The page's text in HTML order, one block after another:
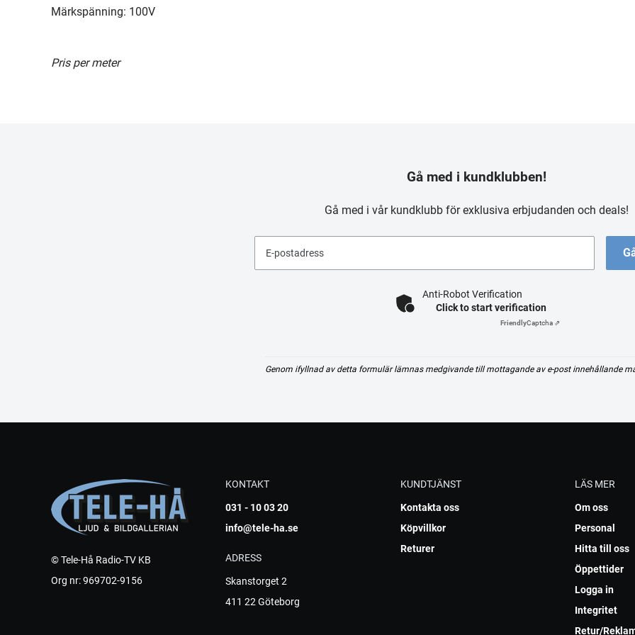
Märkspänning: 100V
Pris per meter
Gå med i kundklubben!
Gå med i vår kundklubb för exklusiva erbjudanden och deals!
E-postadress
Anti-Robot Verification
Click to start verification
FriendlyCaptcha ⇗
Genom ifyllnad av detta formulär lämnas medgivande till mottagande av e-post innehållande
© Tele-Hå Radio-TV KB
Org nr: 969702-9156
KONTAKT
031 - 10 03 20
info@tele-ha.se
ADRESS
Skanstorget 2
411 22 Göteborg
KUNDTJÄNST
Kontakta oss
Köpvillkor
Returer
LÄS MER
Om oss
Personal
Hitta till oss
Öppettider
Logga in
Integritet
Retur/